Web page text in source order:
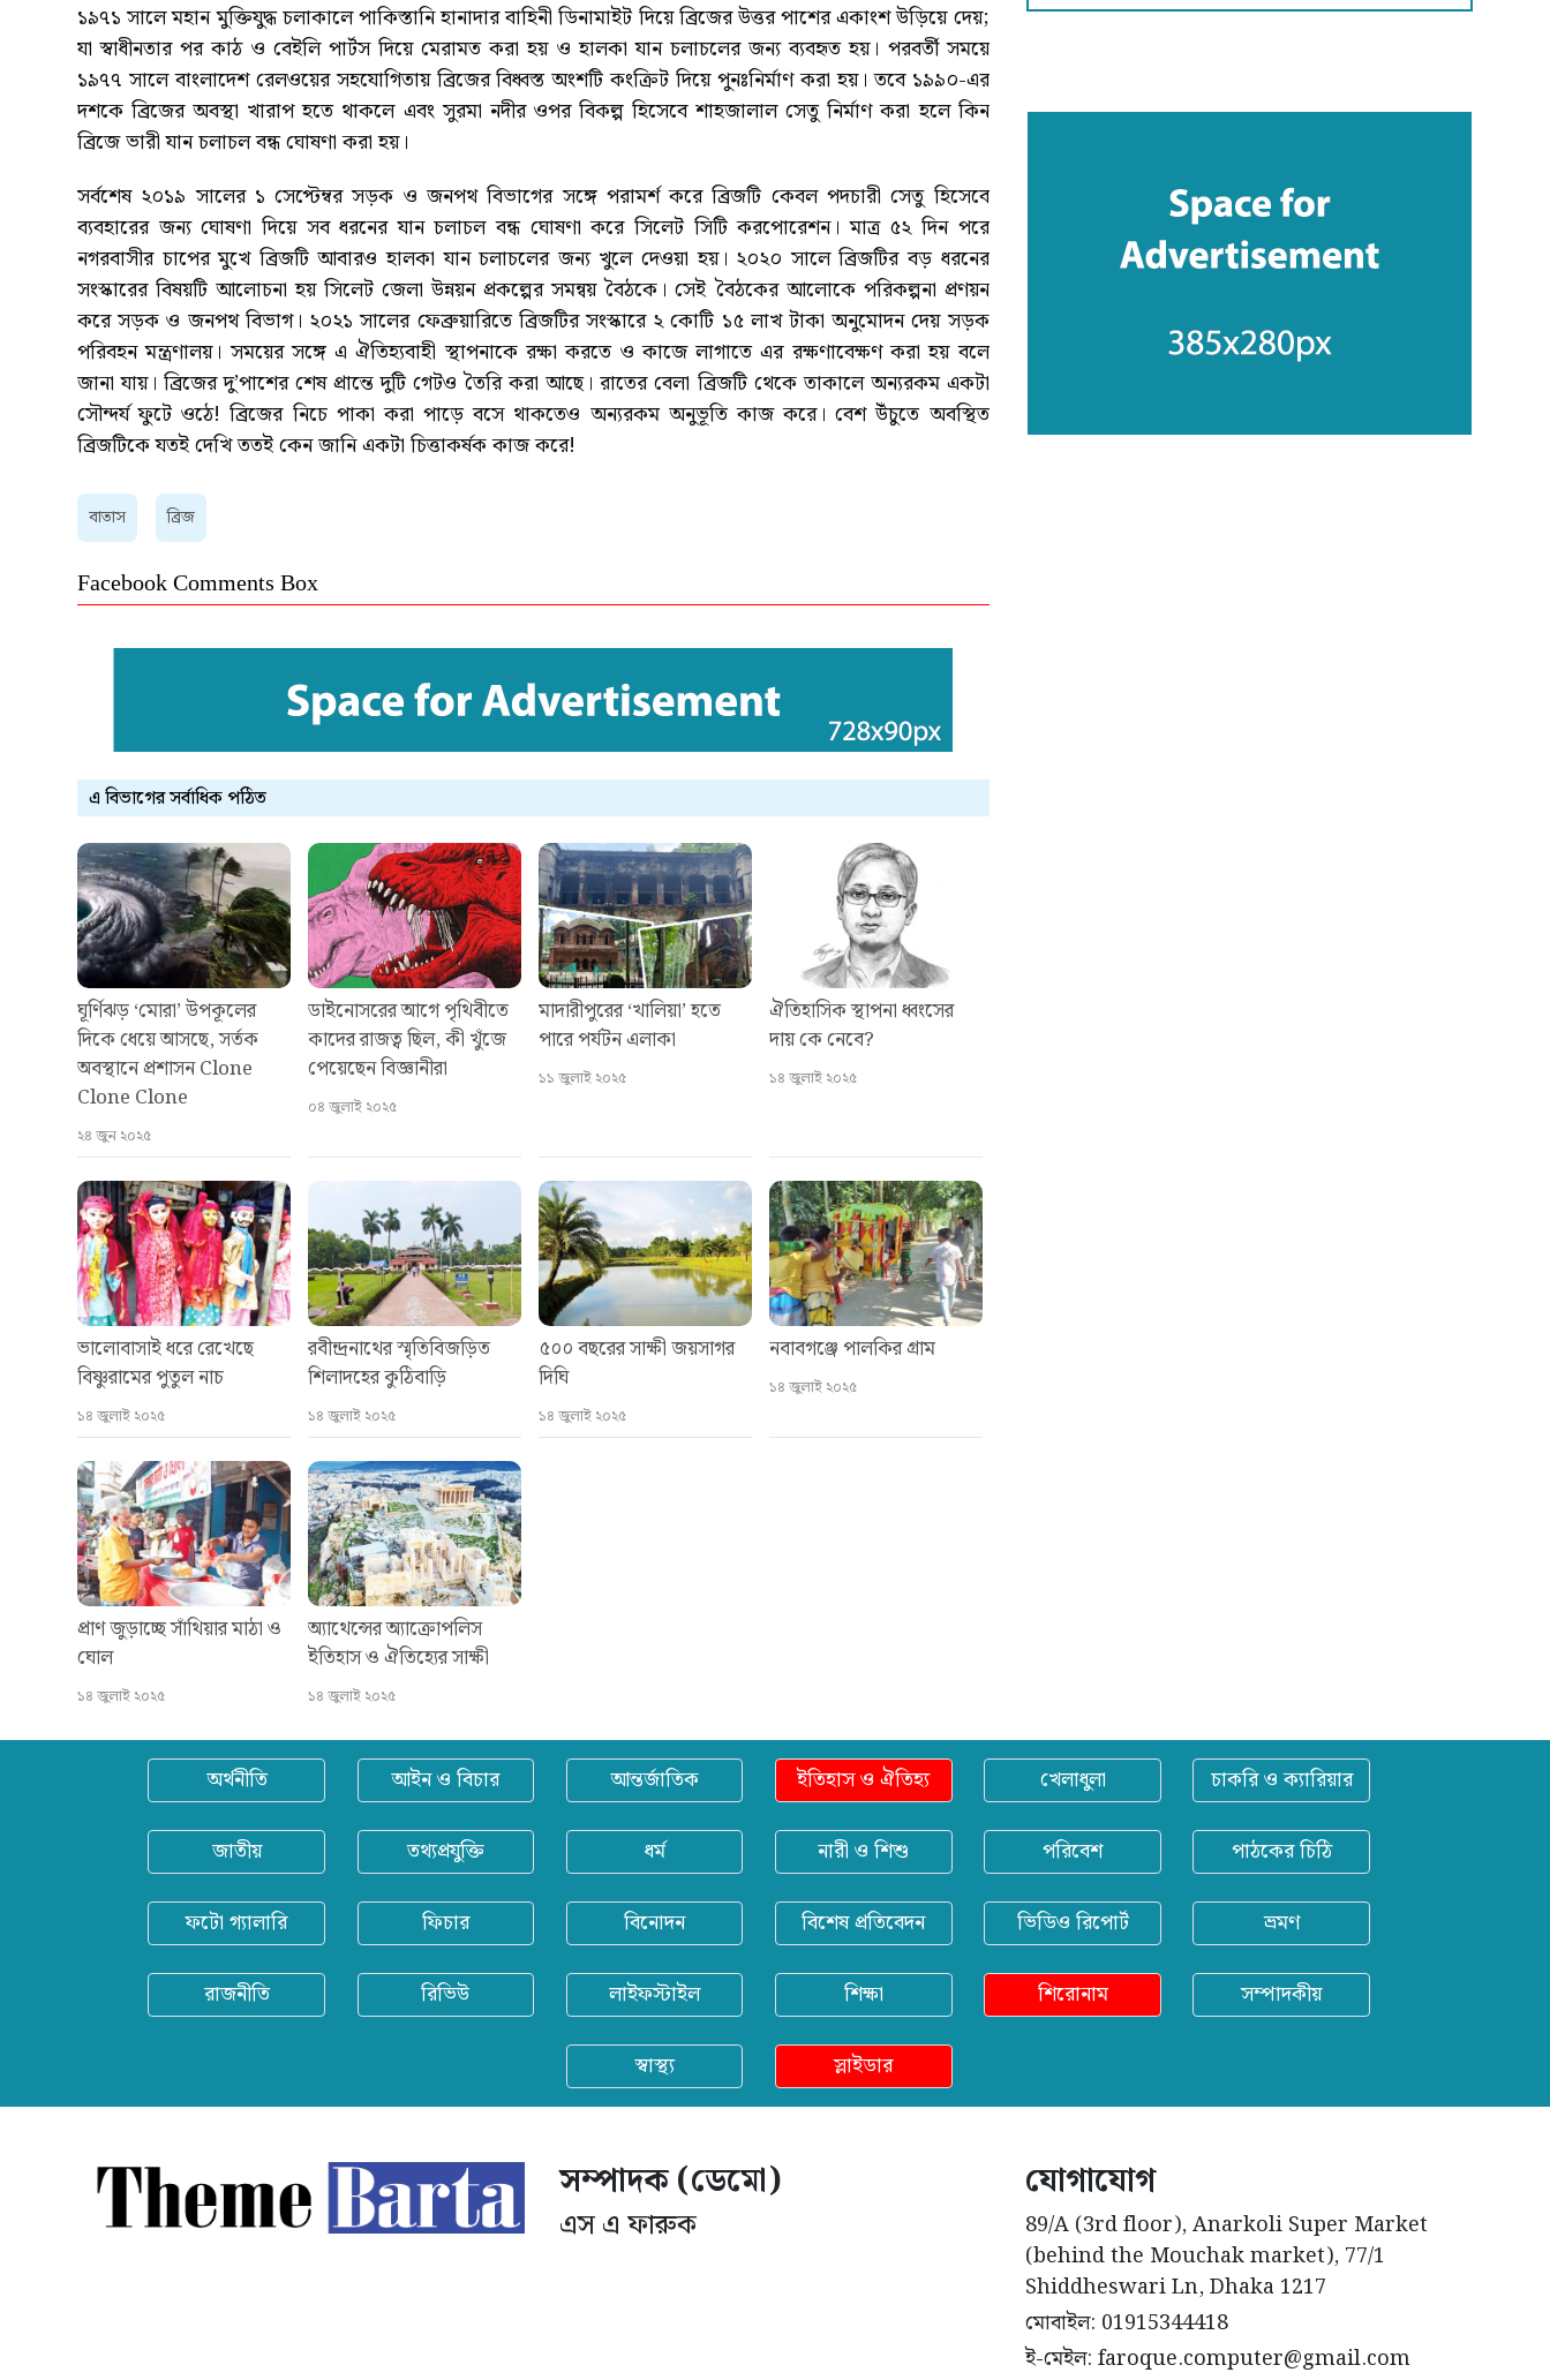
১৯৭১ সালে মহান মুক্তিযুদ্ধ চলাকালে পাকিস্তানি হানাদার বাহিনী ডিনামাইট দিয়ে ব্রিজের উত্তর পাশের একাংশ উড়িয়ে দেয়;
যা স্বাধীনতার পর কাঠ ও বেইলি পার্টস দিয়ে মেরামত করা হয় ও হালকা যান চলাচলের জন্য ব্যবহৃত হয়। পরবর্তী সময়ে
১৯৭৭ সালে বাংলাদেশ রেলওয়ের সহযোগিতায় ব্রিজের বিধ্বস্ত অংশটি কংক্রিট দিয়ে পুনঃনির্মাণ করা হয়। তবে ১৯৯০-এর
দশকে ব্রিজের অবস্থা খারাপ হতে থাকলে এবং সুরমা নদীর ওপর বিকল্প হিসেবে শাহজালাল সেতু নির্মাণ করা হলে কিন
ব্রিজে ভারী যান চলাচল বন্ধ ঘোষণা করা হয়।
সর্বশেষ ২০১৯ সালের ১ সেপ্টেম্বর সড়ক ও জনপথ বিভাগের সঙ্গে পরামর্শ করে ব্রিজটি কেবল পদচারী সেতু হিসেবে
ব্যবহারের জন্য ঘোষণা দিয়ে সব ধরনের যান চলাচল বন্ধ ঘোষণা করে সিলেট সিটি করপোরেশন। মাত্র ৫২ দিন পরে
নগরবাসীর চাপের মুখে ব্রিজটি আবারও হালকা যান চলাচলের জন্য খুলে দেওয়া হয়। ২০২০ সালে ব্রিজটির বড় ধরনের
সংস্কারের বিষয়টি আলোচনা হয় সিলেট জেলা উন্নয়ন প্রকল্পের সমন্বয় বৈঠকে। সেই বৈঠকের আলোকে পরিকল্পনা প্রণয়ন
করে সড়ক ও জনপথ বিভাগ। ২০২১ সালের ফেব্রুয়ারিতে ব্রিজটির সংস্কারে ২ কোটি ১৫ লাখ টাকা অনুমোদন দেয় সড়ক
পরিবহন মন্ত্রণালয়। সময়ের সঙ্গে এ ঐতিহ্যবাহী স্থাপনাকে রক্ষা করতে ও কাজে লাগাতে এর রক্ষণাবেক্ষণ করা হয় বলে
জানা যায়। ব্রিজের দু’পাশের শেষ প্রান্তে দুটি গেটও তৈরি করা আছে। রাতের বেলা ব্রিজটি থেকে তাকালে অন্যরকম একটা
সৌন্দর্য ফুটে ওঠে! ব্রিজের নিচে পাকা করা পাড়ে বসে থাকতেও অন্যরকম অনুভূতি কাজ করে। বেশ উঁচুতে অবস্থিত
ব্রিজটিকে যতই দেখি ততই কেন জানি একটা চিত্তাকর্ষক কাজ করে!
বাতাস ব্রিজ
Facebook Comments Box
এ বিভাগের সর্বাধিক পঠিত
ঘূর্ণিঝড় ‘মোরা’ উপকূলের
দিকে ধেয়ে আসছে, সর্তক
অবস্থানে প্রশাসন Clone
Clone Clone
২৪ জুন ২০২৫
ডাইনোসরের আগে পৃথিবীতে
কাদের রাজত্ব ছিল, কী খুঁজে
পেয়েছেন বিজ্ঞানীরা
০৪ জুলাই ২০২৫
মাদারীপুরের ‘খালিয়া’ হতে
পারে পর্যটন এলাকা
১১ জুলাই ২০২৫
ঐতিহাসিক স্থাপনা ধ্বংসের
দায় কে নেবে?
১৪ জুলাই ২০২৫
ভালোবাসাই ধরে রেখেছে
বিষ্ণুরামের পুতুল নাচ
১৪ জুলাই ২০২৫
রবীন্দ্রনাথের স্মৃতিবিজড়িত
শিলাদহের কুঠিবাড়ি
১৪ জুলাই ২০২৫
৫০০ বছরের সাক্ষী জয়সাগর
দিঘি
১৪ জুলাই ২০২৫
নবাবগঞ্জে পালকির গ্রাম
১৪ জুলাই ২০২৫
প্রাণ জুড়াচ্ছে সাঁথিয়ার মাঠা ও
ঘোল
১৪ জুলাই ২০২৫
অ্যাথেন্সের অ্যাক্রোপলিস
ইতিহাস ও ঐতিহ্যের সাক্ষী
১৪ জুলাই ২০২৫
অর্থনীতি আইন ও বিচার আন্তর্জাতিক ইতিহাস ও ঐতিহ্য খেলাধুলা চাকরি ও ক্যারিয়ার
জাতীয় তথ্যপ্রযুক্তি ধর্ম নারী ও শিশু পরিবেশ পাঠকের চিঠি
ফটো গ্যালারি ফিচার বিনোদন বিশেষ প্রতিবেদন ভিডিও রিপোর্ট ভ্রমণ
রাজনীতি রিভিউ লাইফস্টাইল শিক্ষা শিরোনাম সম্পাদকীয়
স্বাস্থ্য স্লাইডার
সম্পাদক (ডেমো)
এস এ ফারুক
যোগাযোগ
89/A (3rd floor), Anarkoli Super Market
(behind the Mouchak market), 77/1
Shiddheswari Ln, Dhaka 1217
মোবাইল: 01915344418
ই-মেইল: faroque.computer@gmail.com